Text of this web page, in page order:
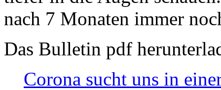
nach 7 Monaten immer
Das Bulletin pdf
Corona sucht uns in